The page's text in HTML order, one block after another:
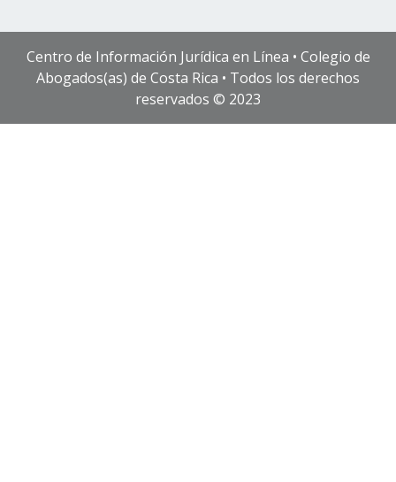
Centro de Información Jurídica en Línea • Colegio de
Abogados(as) de Costa Rica • Todos los derechos
reservados © 2023